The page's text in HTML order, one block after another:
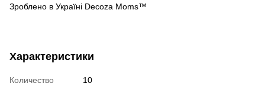
Зроблено в Україні Decoza Moms™
Характеристики
Количество 10